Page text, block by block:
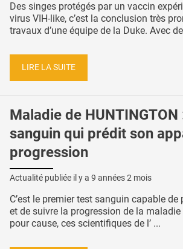
Des singes protégés par un vaccin
virus VIH-like, c’est la conclusion très
travaux d’une équipe de la Duke. Avec
LIRE LA SUITE
Maladie de
sanguin qui prédit son
progression
Actualité publiée il y a 9 années 2 mois
C’est le premier test sanguin capable
et de suivre la progression de la
pour cause, ces scientifiques de l’ ...